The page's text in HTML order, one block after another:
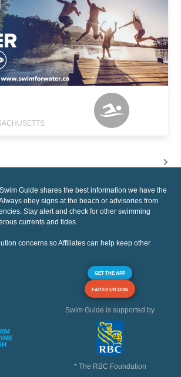
Swim Guide shares the best information we have the
obey signs at the beach or advisories from
Stay alert and check for other swimming
currents and tides.
concerns so Affiliates can help keep other
GET THE APP
FAITES UN DON
Swim Guide is supported by
* The RBC Foundation